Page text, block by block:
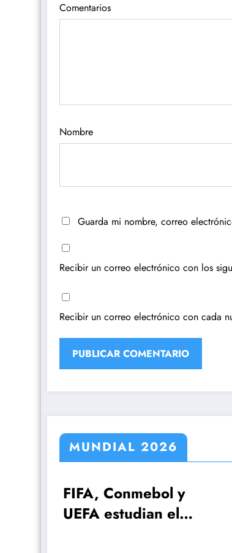
Comentarios
Nombre
Guarda mi nombre, correo
Recibir un correo electrónico con los
Recibir un correo electrónico con cada
MUNDIAL 2026
Conmebol y
estudian el
El plan de
Scaloni